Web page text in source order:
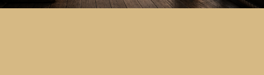
BETRIEBSAUSFLUG